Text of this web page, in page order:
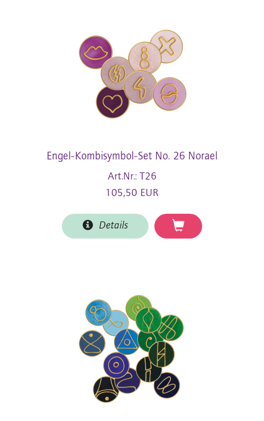
Engel-Kombisymbol-Set No. 26 Norael
Art.Nr.: T26
105,50 EUR
Details